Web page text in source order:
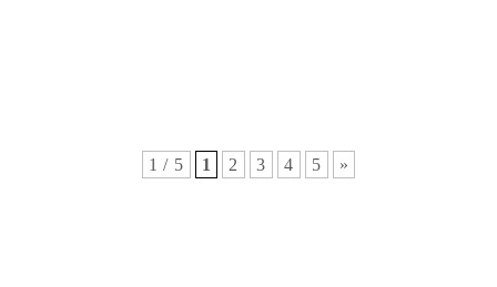
1 / 5 1 2 3 4 5 »